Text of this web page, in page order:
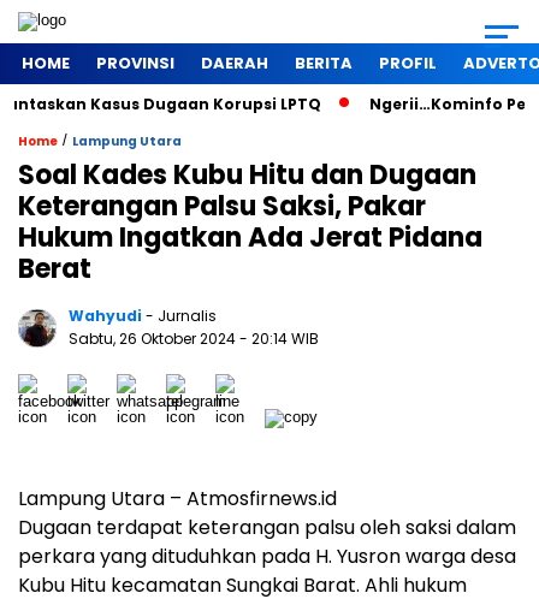
HOME PROVINSI DAERAH BERITA PROFIL
Kasus Dugaan Korupsi LPTQ Ngerii…Kominfo
Home / Lampung Utara
Soal Kades Kubu Hitu dan Dugaan
Keterangan Palsu Saksi, Pakar
Hukum Ingatkan Ada Jerat Pidana
Berat
Wahyudi- Jurnalis
Sabtu, 26 Oktober 2024- 20:14 WIB
Lampung Utara – Atmosfirnews.id
Dugaan terdapat keterangan palsu oleh saksi dalam
perkara yang dituduhkan pada H. Yusron warga desa
Kubu Hitu kecamatan Sungkai Barat. Ahli hukum